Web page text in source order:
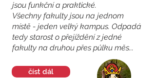
jsou funkční a praktické.
Všechny fakulty jsou na jednom
místě - jeden velký kampus. Odpadá
tedy starost o přejíždění z jedné
fakulty na druhou přes půlku měs...
číst dál